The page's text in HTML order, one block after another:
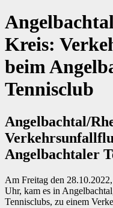
Kreis:
beim
Tennisclub
Angelbachtal/
Angelbachtaler
Am Freitag den
Uhr, kam es in
Tennisclubs, zu einem